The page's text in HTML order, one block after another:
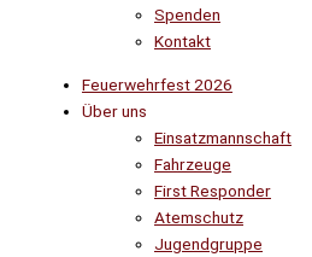
Spenden
Kontakt
Feuerwehrfest 2026
Über uns
Einsatzmannschaft
Fahrzeuge
First Responder
Atemschutz
Jugendgruppe